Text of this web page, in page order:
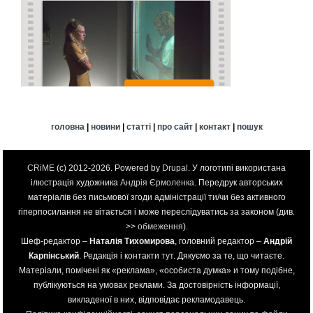
головна | новини| статті| про сайт| контакт| пошук
CRiME (c) 2012-2026. Powered by Drupal . У логотипі використана
ілюстрація художника Андрія Єрмоленка . Передрук авторських
матеріалів без письмової згоди адміністрації ти/чи без активного
гіперпосилання не вітається і може переслідуватись за законом (див.
>> обмеження).
Шеф-редактор – Наталія Тихомирова , головний редактор – Андрій
Карпінський . Редакція і контакти тут. Дякуємо за те, що читаєте.
Матеріали, помічені як «реклама», «особиста думка» и тому подібне,
публікуються на умовах реклами. За достовірність інформації,
викладеної в них, відповідає рекламодавець.